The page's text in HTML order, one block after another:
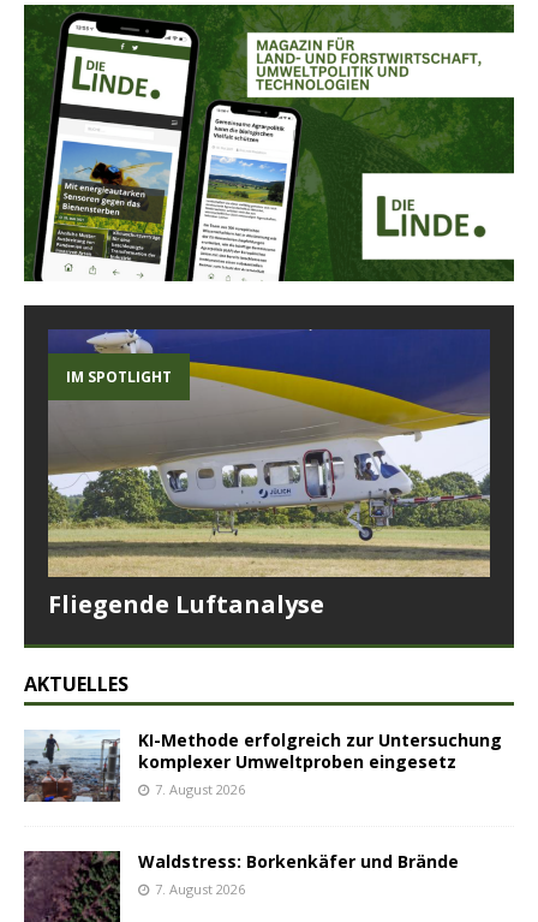
IM SPOTLIGHT
Fliegende Luftanalyse
AKTUELLES
KI-Methode erfolgreich zur Untersuchung
komplexer Umweltproben eingesetz
7. August 2026
Waldstress: Borkenkäfer und Brände
7. August 2026